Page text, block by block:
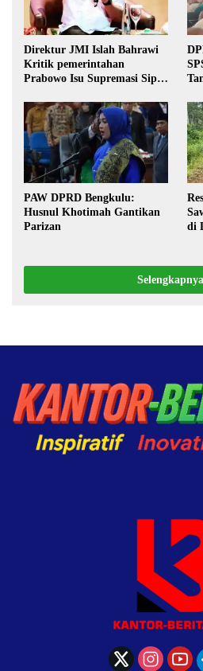
Direktur JMI Islah Bahrawi
Kritik pemerintahan
Prabowo Isu Supremasi Sipil,
Pilkada oleh DPRD
PAW DPRD Bengkulu:
Husnul Khotimah Gantikan
Parizan
di
Selengkapnya